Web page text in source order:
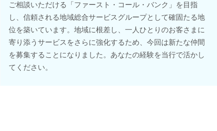
ご相談いただける「ファースト・コール・バンク」を目指
し、信頼される地域総合サービスグループとして確固たる地
位を築いています。地域に根差し、一人ひとりのお客さまに
寄り添うサービスをさらに強化するため、今回は新たな仲間
を募集することになりました。あなたの経験を当行で活かし
てください。